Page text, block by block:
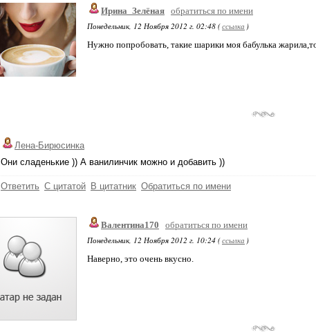
Ирина_Зелёная обратиться по имени
Понедельник, 12 Ноября 2012 г. 02:48 (ссылка )
Нужно попробовать, такие шарики моя бабулька
Лена-Бирюсинка
Они сладенькие )) А ванилинчик можно и добавить ))
Ответить С цитатой В цитатник Обратиться по имени
Валентина170
обратиться по имени
Понедельник, 12 Ноября 2012 г. 10:24 (ссылка )
Наверно, это очень вкусно.